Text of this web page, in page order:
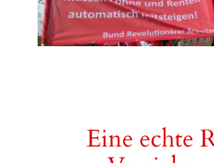
e
n
Eine echte